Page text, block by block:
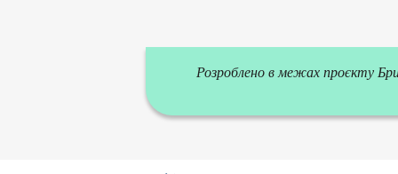
Розроблено в межах проєкту